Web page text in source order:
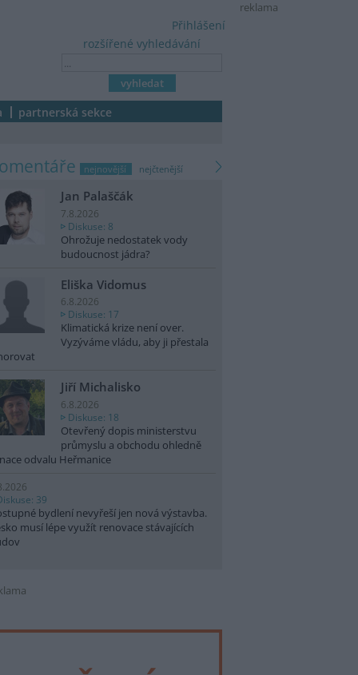
reklama
rozšířené vyhledávání
Přihlášení
partnerská sekce
nejnovější nejčtenější
Jan Palaščák
7.8.2026
Diskuse: 8
Ohrožuje nedostatek vody
budoucnost jádra?
Eliška Vidomus
6.8.2026
Diskuse: 17
Klimatická krize není over.
Vyzýváme vládu, aby ji přestala
Jiří Michalisko
6.8.2026
Diskuse: 18
Otevřený dopis ministerstvu
průmyslu a obchodu ohledně
odvalu Heřmanice
39
bydlení nevyřeší jen nová výstavba.
musí lépe využít renovace stávajících